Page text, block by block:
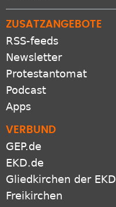
ZUSATZANGEBOTE
RSS-feeds
Newsletter
Protestantomat
Podcast
Apps
VERBUND
GEP.de
EKD.de
Gliedkirchen der EKD
Freikirchen